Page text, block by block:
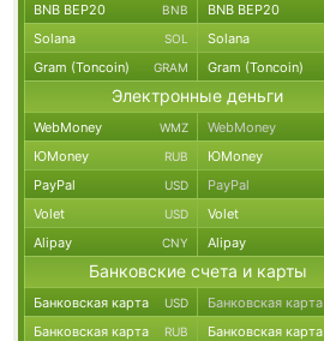
BNB BEP20 BNB BNB BEP20
Solana SOL Solana
Gram (Toncoin) GRAM Gram (Toncoin)
Электронные деньги
WebMoney WMZ WebMoney
ЮMoney RUB ЮMoney
PayPal USD PayPal
Volet USD Volet
Alipay CNY Alipay
Банковские счета и карты
Банковская карта USD Банковская карта
Банковская карта RUB Банковская карта